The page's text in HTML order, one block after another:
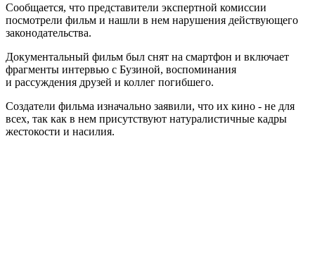
Сообщается, что представители экспертной комиссии
посмотрели фильм и нашли в нем нарушения действующего
законодательства.
Документальный фильм был снят на смартфон и включает
фрагменты интервью с Бузиной, воспоминания
и рассуждения друзей и коллег погибшего.
Создатели фильма изначально заявили, что их кино - не для
всех, так как в нем присутствуют натуралистичные кадры
жестокости и насилия.